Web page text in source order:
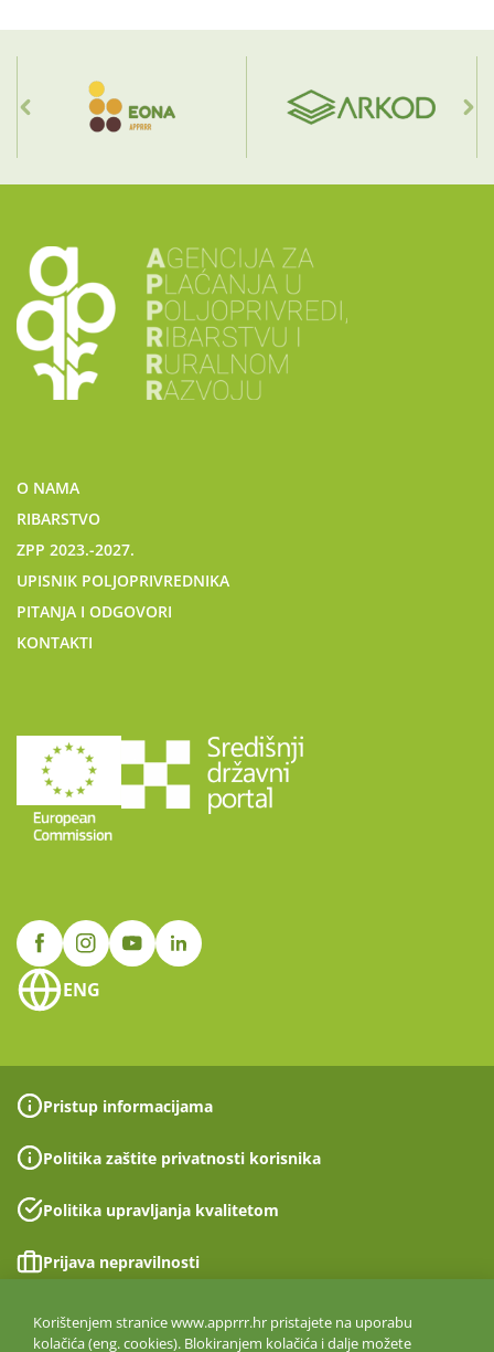
O NAMA
RIBARSTVO
ZPP 2023.-2027.
UPISNIK POLJOPRIVREDNIKA
PITANJA I ODGOVORI
KONTAKTI
ENG
Pristup informacijama
Politika zaštite privatnosti korisnika
Politika upravljanja kvalitetom
Prijava nepravilnosti
Izjava o pristupačnosti
Korištenjem stranice www.apprrr.hr pristajete na uporabu
kolačića (eng. cookies). Blokiranjem kolačića i dalje možete